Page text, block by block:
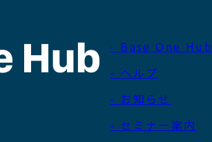
- Base One Hub
- ヘルプ
- お知らせ
- セミナー案内